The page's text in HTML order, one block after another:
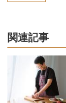
関連記事